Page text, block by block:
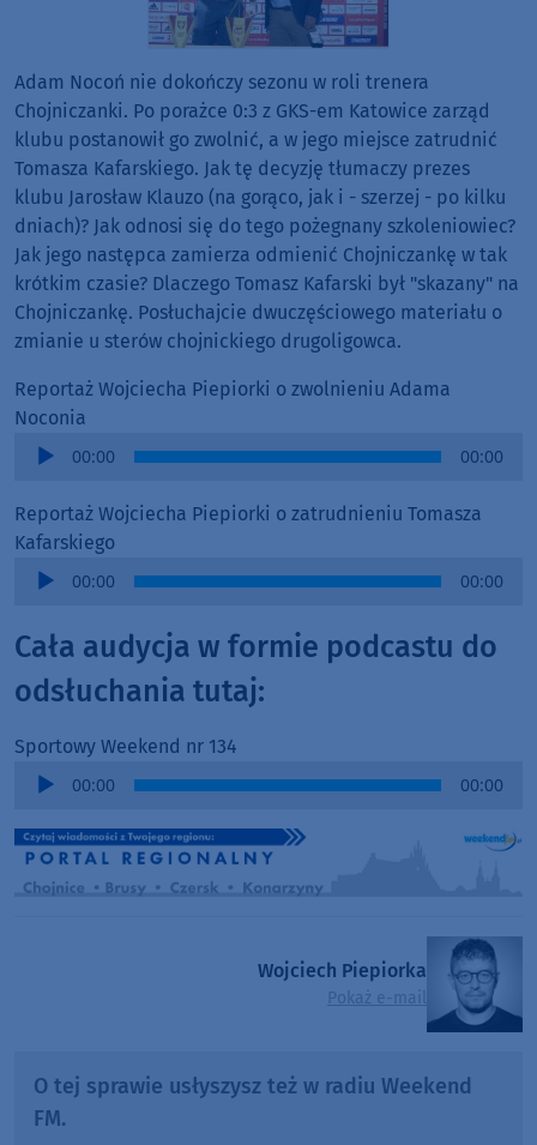
Adam Nocoń nie dokończy sezonu w roli trenera
Chojniczanki. Po porażce 0:3 z GKS-em Katowice zarząd
klubu postanowił go zwolnić, a w jego miejsce zatrudnić
Tomasza Kafarskiego. Jak tę decyzję tłumaczy prezes
klubu Jarosław Klauzo (na gorąco, jak i - szerzej - po kilku
dniach)? Jak odnosi się do tego pożegnany szkoleniowiec?
Jak jego następca zamierza odmienić Chojniczankę w tak
krótkim czasie? Dlaczego Tomasz Kafarski był "skazany" na
Chojniczankę. Posłuchajcie dwuczęściowego materiału o
zmianie u sterów chojnickiego drugoligowca.
Reportaż Wojciecha Piepiorki o zwolnieniu Adama
Noconia
Audio
00:00 00:00
Reportaż Wojciecha Piepiorki o zatrudnieniu Tomasza
Kafarskiego
Audio
00:00 00:00
Cała audycja w formie podcastu do
odsłuchania tutaj:
Sportowy Weekend nr 134
Audio
00:00 00:00
Wojciech Piepiorka
Pokaż e-mail
O tej sprawie usłyszysz też w radiu Weekend
FM.